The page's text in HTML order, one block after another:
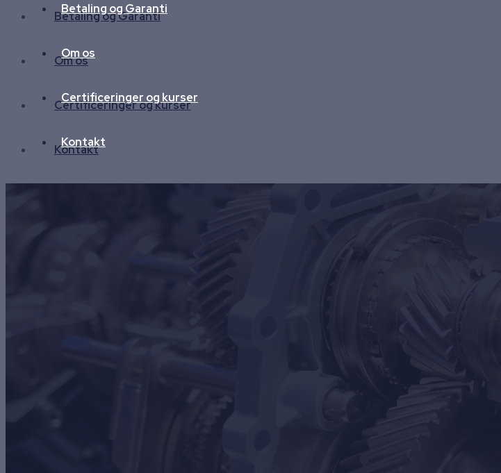
Betaling og Garanti
Om os
Certificeringer og kurser
Kontakt
Betaling og Garanti
Om os
Certificeringer og kurser
Kontakt